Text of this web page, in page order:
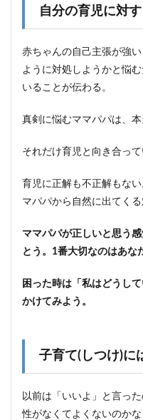
自分の育児に対
赤ちゃんの自己主張が強
ように対処しようかと悩
いることが伝わる。
真剣に悩むママパパは、本
それだけ育児と向き合って
育児に正解も不正解もな
マパパから自然に出てくる
ママパパが正しいと思う
とう。1番大切なのはあな
困った時は「私はどうし
かけてみよう。
子育て(しつけ)に
以前は「いいよ」と言っ
性がなくてよくないのかな